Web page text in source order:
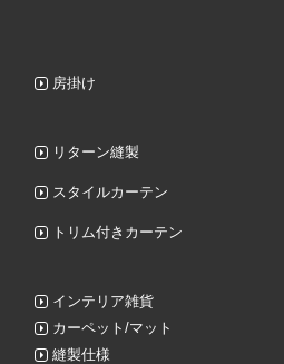
房掛け
リターン縫製
スタイルカーテン
トリム付きカーテン
インテリア雑貨
カーペット/マット
縫製仕様